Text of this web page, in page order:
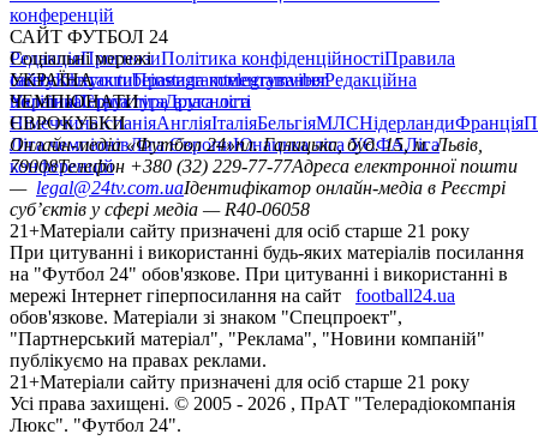
конференцій
САЙТ ФУТБОЛ 24
РедакціяПрогнозиПолітика конфіденційностіПравила
сайтуКонтактиПравила коментуванняРедакційна
політикаСтруктура власності
Соціальні мережі
facebookxyoutubeinstagramtelegramviber
УКРАЇНА
УкраїнаПерша лігаДруга ліга
ЧЕМПІОНАТИ
НімеччинаІспаніяАнгліяІталіяБельгіяМЛСНідерландиФранція
ЄВРОКУБКИ
Ліга чемпіонівЛіга ЄвропиЮнацька ліга УЄФАЛіга
конференцій
Онлайн-медіа «Футбол 24»пл. Галицька, буд. 15, м. Львів,
79008Телефон +380 (32) 229-77-77Адреса електронної пошти
— legal@24tv.com.uaІдентифікатор онлайн-медіа в Реєстрі
суб’єктів у сфері медіа — R40-06058
21+Матеріали сайту призначені для осіб старше 21 року
При цитуванні і використанні будь-яких матеріалів посилання
на "Футбол 24" обов'язкове. При цитуванні і використанні в
мережі Інтернет гіперпосилання на сайт
football24.ua
обов'язкове. Матеріали зі знаком "Спецпроект",
"Партнерський матеріал", "Реклама", "Новини компаній"
публікуємо на правах реклами.
21+Матеріали сайту призначені для осіб старше 21 року
Усi права захищенi. © 2005 - 2026 , ПрАТ "Телерадіокомпанія
Люкс". "Футбол 24".